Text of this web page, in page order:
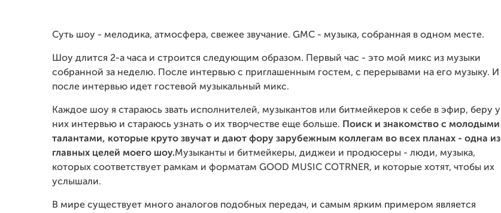
Суть шоу - мелодика, атмосфера, свежее звучание. GMC - музыка, собранная в одном месте.
Шоу длится 2-а часа и строится следующим образом. Первый час - это мой микс из музыки
собранной за неделю. После интервью с приглашенным гостем, с перерывами на его музыку. И
после интервью идет гостевой музыкальный микс.
Каждое шоу я стараюсь звать исполнителей, музыкантов или битмейкеров к себе в эфир, беру у
них интервью и стараюсь узнать о их творчестве еще больше. Поиск и знакомство с молодыми
талантами, которые круто звучат и дают фору зарубежным коллегам во всех планах - одна из
главных целей моего шоу.Музыканты и битмейкеры, диджеи и продюсеры - люди, музыка,
которых соответствует рамкам и форматам GOOD MUSIC COTRNER, и которые хотят, чтобы их
услышали.
В мире существует много аналогов подобных передач, и самым ярким примером является